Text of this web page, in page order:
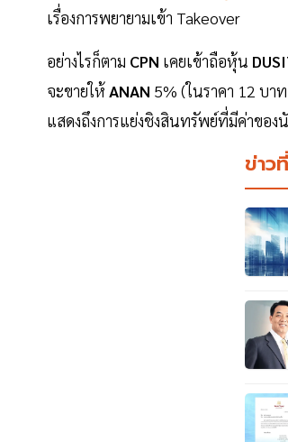
เรื่องการพยายามเข้า Takeover
อย่างไรก็ตาม CPN เคยเข้าถือหุ้น
จะขายให้ANAN 5% (ในราคา 12 บ
แสดงถึงการแย่งชิงสินทรัพย์ที่มีค่าของ
ข่าว